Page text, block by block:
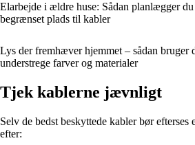
Elarbejde i ældre huse: Sådan planlægger
begrænset plads til kabler
Lys der fremhæver hjemmet – sådan bruger
understrege farver og materialer
Tjek kablerne jævnligt
Selv de bedst beskyttede kabler bør
efter: